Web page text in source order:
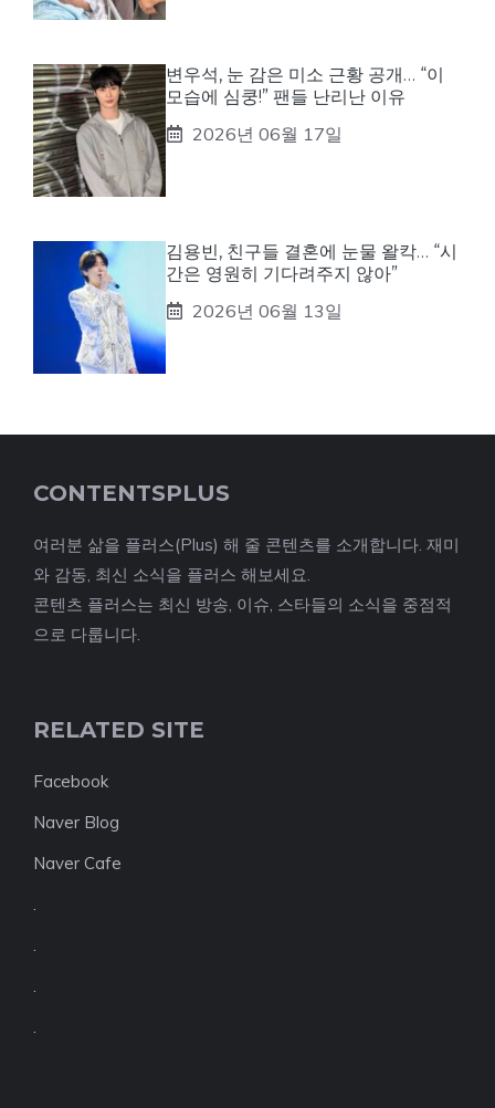
변우석, 눈 감은 미소 근황 공개… “이
모습에 심쿵!” 팬들 난리난 이유
2026년 06월 17일
김용빈, 친구들 결혼에 눈물 왈칵… “시
간은 영원히 기다려주지 않아”
2026년 06월 13일
CONTENTSPLUS
여러분 삶을 플러스(Plus) 해 줄 콘텐츠를 소개합니다. 재미
와 감동, 최신 소식을 플러스 해보세요.
콘텐츠 플러스는 최신 방송, 이슈, 스타들의 소식을 중점적
으로 다룹니다.
RELATED SITE
Facebook
Naver Blog
Naver Cafe